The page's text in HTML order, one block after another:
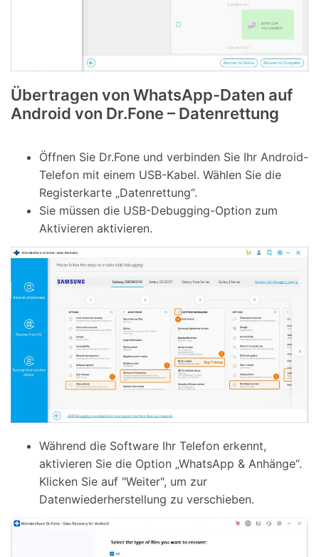
Übertragen von WhatsApp-Daten auf
Android von Dr.Fone – Datenrettung
Öffnen Sie Dr.Fone und verbinden Sie Ihr Android-
Telefon mit einem USB-Kabel. Wählen Sie die
Registerkarte „Datenrettung“.
Sie müssen die USB-Debugging-Option zum
Aktivieren aktivieren.
Während die Software Ihr Telefon erkennt,
aktivieren Sie die Option „WhatsApp & Anhänge“.
Klicken Sie auf "Weiter", um zur
Datenwiederherstellung zu verschieben.